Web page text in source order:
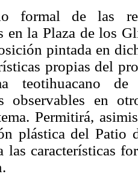
formal de las
en la Plaza de los
pintada en
propias del
teotihuacano
observables en
Permitirá,
plástica del Patio
las características